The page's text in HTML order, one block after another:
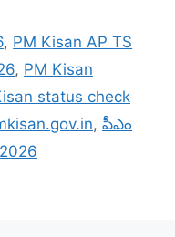
, PM Kisan AP TS
, PM Kisan
status check
, పీఎం